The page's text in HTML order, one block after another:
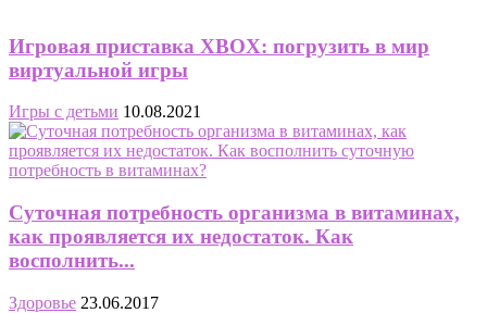
Игровая приставка XBOX: погрузить в мир
виртуальной игры
Игры с детьми 10.08.2021
Суточная потребность организма в витаминах,
как проявляется их недостаток. Как
восполнить...
Здоровье 23.06.2017